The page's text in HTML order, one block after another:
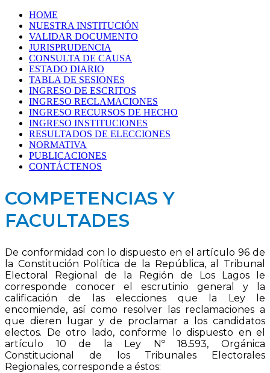
HOME
NUESTRA INSTITUCIÓN
VALIDAR DOCUMENTO
JURISPRUDENCIA
CONSULTA DE CAUSA
ESTADO DIARIO
TABLA DE SESIONES
INGRESO DE ESCRITOS
INGRESO RECLAMACIONES
INGRESO RECURSOS DE HECHO
INGRESO INSTITUCIONES
RESULTADOS DE ELECCIONES
NORMATIVA
PUBLICACIONES
CONTÁCTENOS
COMPETENCIAS Y
FACULTADES
De conformidad con lo dispuesto en el artículo 96 de
la Constitución Política de la República, al Tribunal
Electoral Regional de la Región de Los Lagos le
corresponde conocer el escrutinio general y la
calificación de las elecciones que la Ley le
encomiende, así como resolver las reclamaciones a
que dieren lugar y de proclamar a los candidatos
electos. De otro lado, conforme lo dispuesto en el
artículo 10 de la Ley Nº 18.593, Orgánica
Constitucional de los Tribunales Electorales
Regionales, corresponde a éstos: